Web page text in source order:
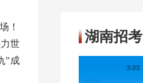
！
世
”成
湖南招考